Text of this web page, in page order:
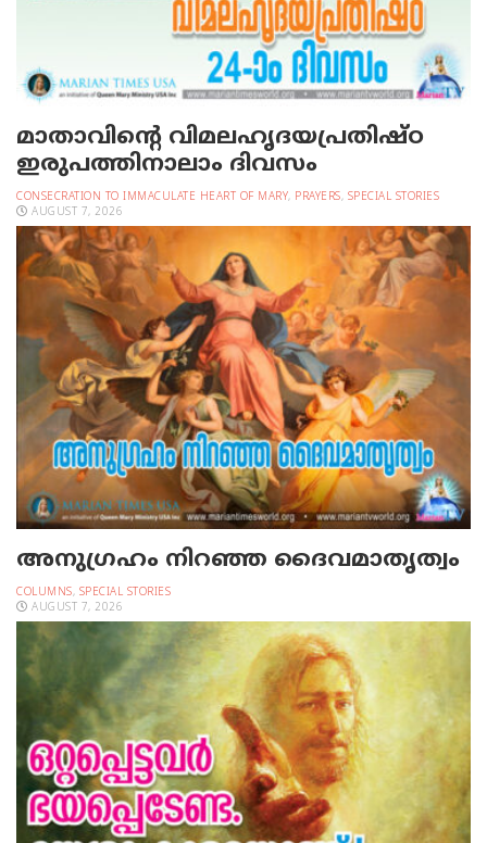
മാതാവിന്റെ വിമലഹൃദയപ്രതിഷ്ഠ
ഇരുപത്തിനാലാം ദിവസം
CONSECRATION TO IMMACULATE HEART OF MARY, PRAYERS, SPECIAL STORIES
AUGUST 7, 2026
അനുഗ്രഹം നിറഞ്ഞ ദൈവമാതൃത്വം
COLUMNS, SPECIAL STORIES
AUGUST 7, 2026